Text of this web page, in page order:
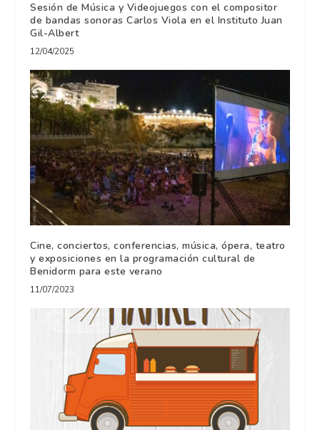
Sesión de Música y Videojuegos con el compositor
de bandas sonoras Carlos Viola en el Instituto Juan
Gil-Albert
12/04/2025
Cine, conciertos, conferencias, música, ópera, teatro
y exposiciones en la programación cultural de
Benidorm para este verano
11/07/2023